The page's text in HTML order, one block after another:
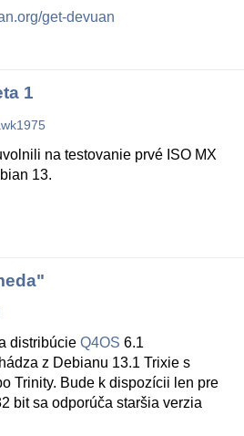
get-devuan
1
na testovanie prvé ISO MX
13.
distribúcie Q4OS 6.1
z Debianu 13.1 Trixie s
Trinity. Bude k dispozícii len pre
bit sa odporúča staršia verzia